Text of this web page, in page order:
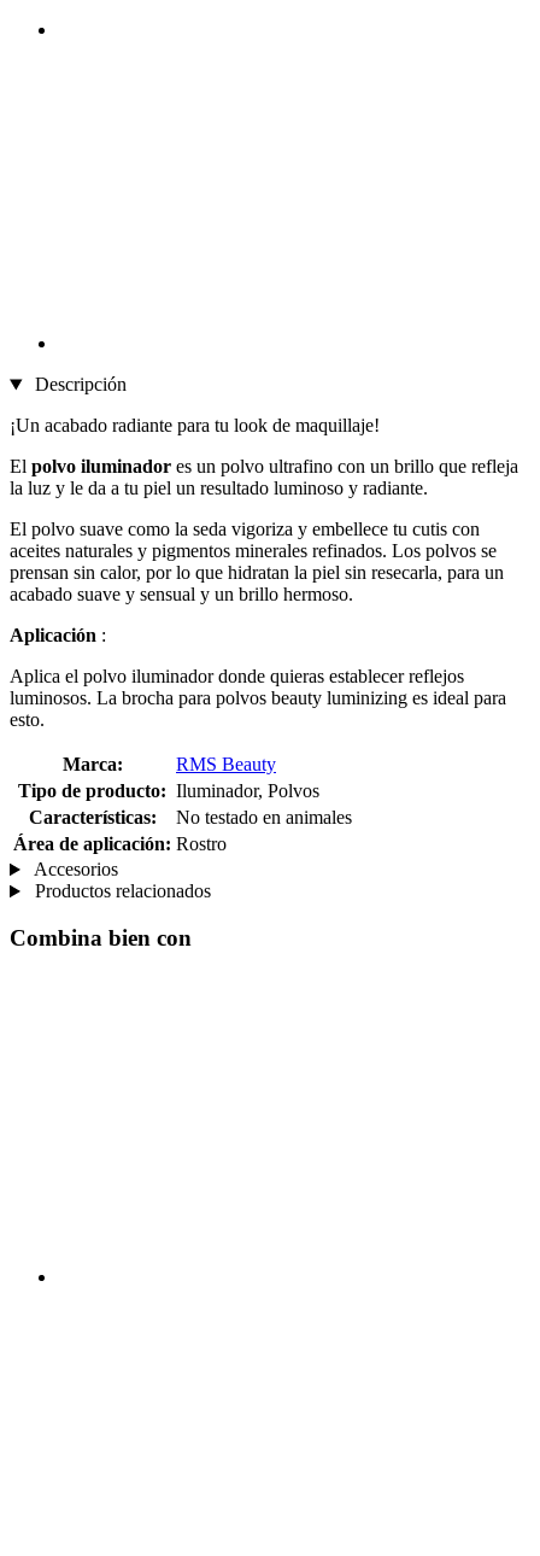
Descripción
¡Un acabado radiante para tu look de maquillaje!
El polvo iluminador es un polvo ultrafino con un brillo que refleja
la luz y le da a tu piel un resultado luminoso y radiante.
El polvo suave como la seda vigoriza y embellece tu cutis con
aceites naturales y pigmentos minerales refinados. Los polvos se
prensan sin calor, por lo que hidratan la piel sin resecarla, para un
acabado suave y sensual y un brillo hermoso.
Aplicación :
Aplica el polvo iluminador donde quieras establecer reflejos
luminosos. La brocha para polvos beauty luminizing es ideal para
esto.
Marca:
RMS Beauty
Tipo de producto: Iluminador, Polvos
Características:
No testado en animales
Área de aplicación: Rostro
Accesorios
Productos relacionados
Combina bien con